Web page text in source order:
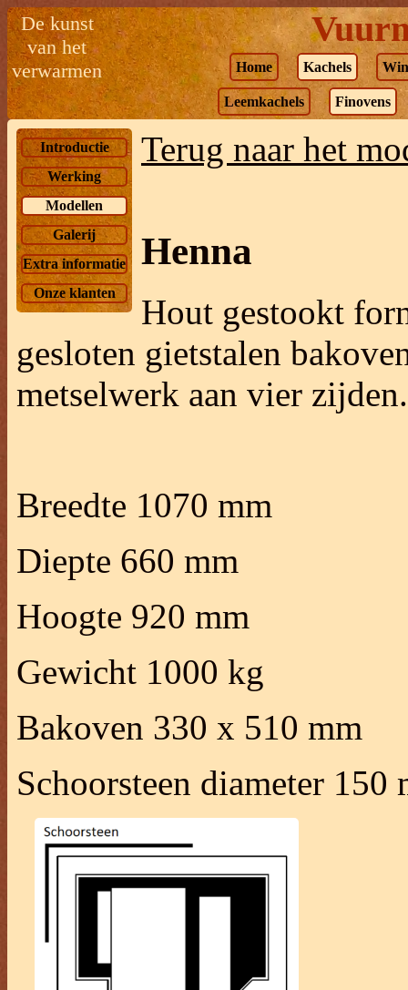
De kunst
van het
verwarmen
Home Kachels
Leemkachels Finovens
Introductie
Werking
Modellen
Galerij
Extra informatie
Onze klanten
Terug naar het
Henna
Hout gestookt
gesloten gietstalen
metselwerk aan vier zijden.
Breedte 1070 mm
Diepte 660 mm
Hoogte 920 mm
Gewicht 1000 kg
Bakoven 330 x 510 mm
Schoorsteen diameter 150